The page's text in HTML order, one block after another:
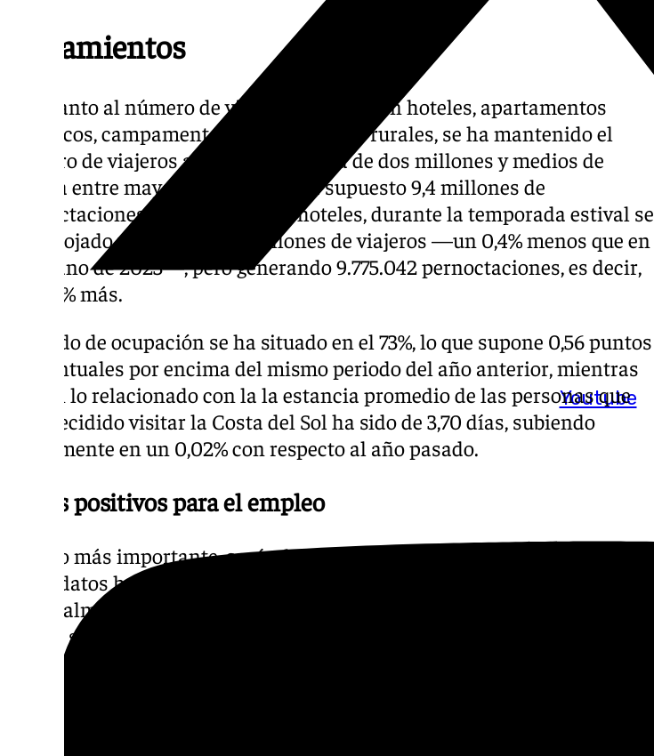
Youtube
Alojamientos
En cuanto al número de viajeros alojados en hoteles, apartamentos
turísticos, campamentos y alojamientos rurales, se ha mantenido el
número de viajeros alojados con cerca de dos millones y medios de
turista entre mayo y julio, lo que ha supuesto 9,4 millones de
pernoctaciones. En cuanto a los hoteles, durante la temporada estival se
han alojado un total de 2,6 millones de viajeros —un 0,4% menos que en
el verano de 2023—, pero generando 9.775.042 pernoctaciones, es decir,
un 0,3% más.
El grado de ocupación se ha situado en el 73%, lo que supone 0,56 puntos
porcentuales por encima del mismo periodo del año anterior, mientras
que en lo relacionado con la la estancia promedio de las personas que
han decidido visitar la Costa del Sol ha sido de 3,70 días, subiendo
ligeramente en un 0,02% con respecto al año pasado.
Datos positivos para el empleo
Pero lo más importante, según ha enfatizado el presidente, es que “todos
estos datos han tenido un impacto muy beneficioso para el empleo,
especialmente para la restauración y el alojamiento. En este sentido
nunca se había generado tanto empleo en los distintos subsectores
económicos”.